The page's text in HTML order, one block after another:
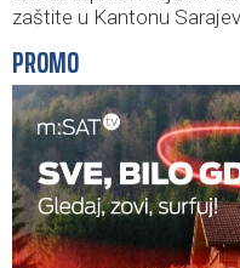
zaštite u Kantonu
PROMO